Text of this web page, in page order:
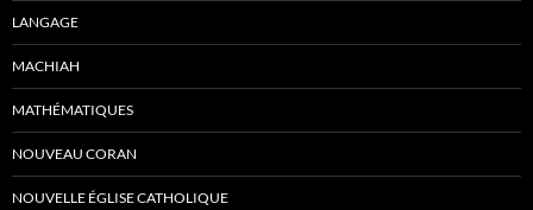
LANGAGE
MACHIAH
MATHÉMATIQUES
NOUVEAU CORAN
NOUVELLE ÉGLISE CATHOLIQUE